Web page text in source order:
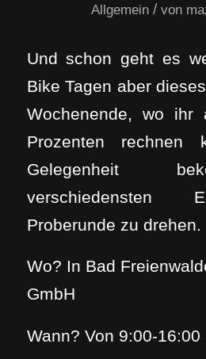
Allgemein / von
Und schon geht es
Bike Tagen aber
Wochenende, wo ihr
Prozenten rechnen
Gelegenheit
verschiedensten
Proberunde zu drehen.
Wo? In Bad
GmbH
Wann? Von 9:00-16:00